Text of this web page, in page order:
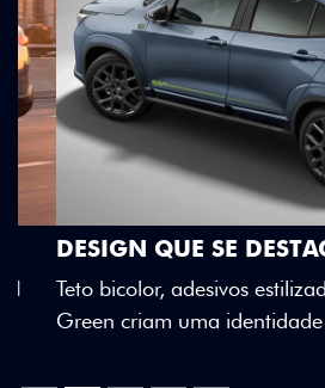
DESIGN QUE SE DESTACA
Teto bicolor, adesivos estilizados
Green criam uma identidade